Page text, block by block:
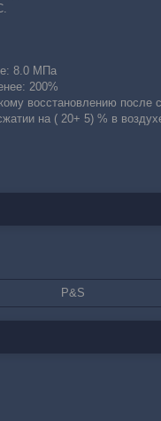
8.0 МПа
200%
восстановлению после
на ( 20+ 5) % в
P&S